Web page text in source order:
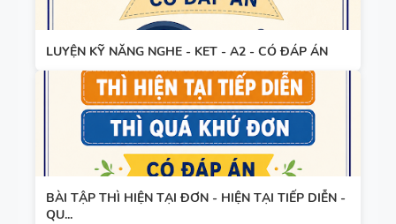
LUYỆN KỸ NĂNG NGHE - KET - A2 - CÓ ĐÁP ÁN
BÀI TẬP THÌ HIỆN TẠI ĐƠN - HIỆN TẠI TIẾP DIỄN -
QU...